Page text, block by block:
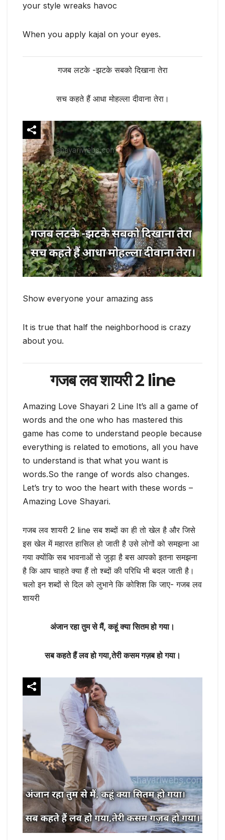
your style wreaks havoc
When you apply kajal on your eyes.
गजब लटके -झटके सबको दिखाना तेरा
सच कहते हैं आधा मोहल्ला दीवाना तेरा।
Show everyone your amazing ass
It is true that half the neighborhood is crazy
about you.
गजब लव शायरी 2 line
Amazing Love Shayari 2 Line It’s all a game of
words and the one who has mastered this
game has come to understand people because
everything is related to emotions, all you have
to understand is that what you want is
words.So the range of words also changes.
Let’s try to woo the heart with these words –
Amazing Love Shayari.
गजब लव शायरी 2 line सब शब्दों का ही तो खेल है और जिसे
इस खेल में महारत हासिल हो जाती है उसे लोगों को समझना आ
गया क्योंकि सब भावनाओं से जुड़ा है बस आपको इतना समझना
है कि आप चाहते क्या हैं तो श्ब्दों की परिधि भी बदल जाती है।
चलो इन शब्दों से दिल को लुभाने कि कोशिश कि जाए- गजब लव
शायरी
अंजान रहा तुम से मैं, कहूं क्या सितम हो गया।
सब कहते हैं लव हो गया,तेरी कसम गज़ब हो गया।